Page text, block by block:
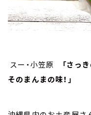
スー・小笠原 「さっ
そのまんまの味！」